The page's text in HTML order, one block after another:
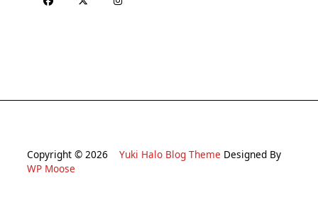
Copyright © 2026 Yuki Halo Blog Theme Designed By
WP Moose